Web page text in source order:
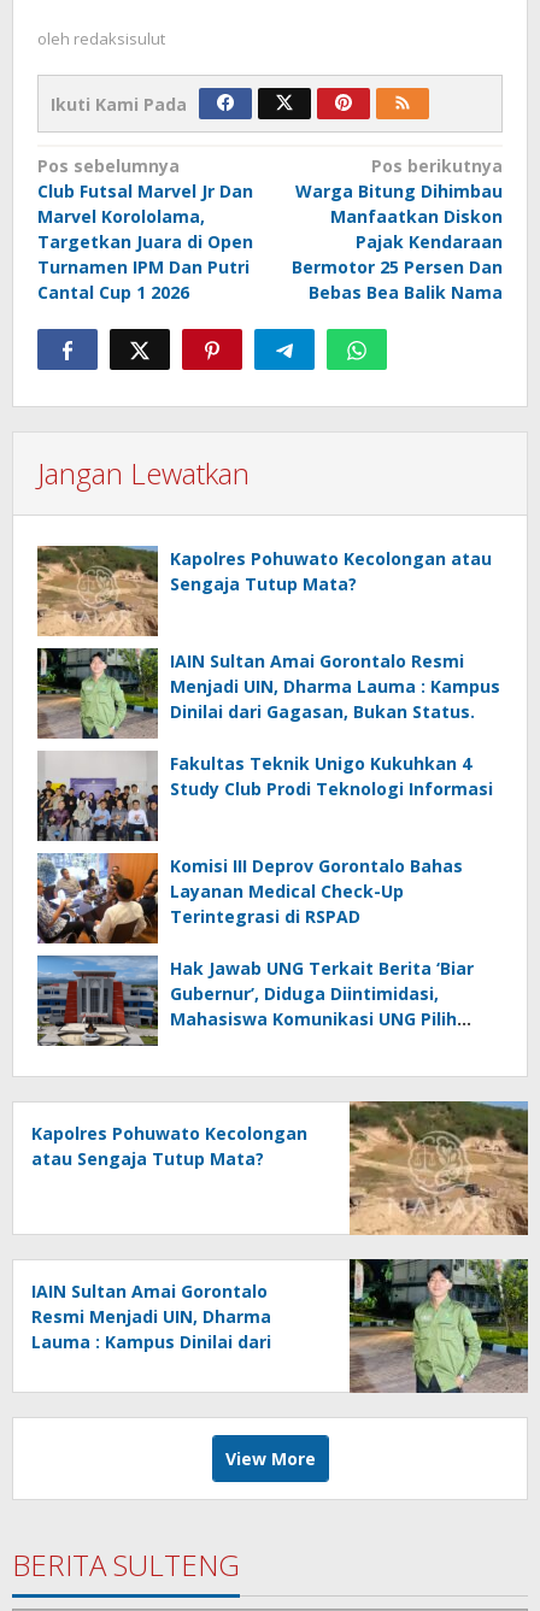
oleh redaksisulut
Ikuti Kami Pada
Navigasi
pos
Pos sebelumnya
Club Futsal Marvel Jr Dan
Marvel Korololama,
Targetkan Juara di Open
Turnamen IPM Dan Putri
Cantal Cup 1 2026
Pos berikutnya
Warga Bitung Dihimbau
Manfaatkan Diskon
Pajak Kendaraan
Bermotor 25 Persen Dan
Bebas Bea Balik Nama
Jangan Lewatkan
Kapolres Pohuwato Kecolongan atau
Sengaja Tutup Mata?
IAIN Sultan Amai Gorontalo Resmi
Menjadi UIN, Dharma Lauma : Kampus
Dinilai dari Gagasan, Bukan Status.
Fakultas Teknik Unigo Kukuhkan 4
Study Club Prodi Teknologi Informasi
Komisi III Deprov Gorontalo Bahas
Layanan Medical Check-Up
Terintegrasi di RSPAD
Hak Jawab UNG Terkait Berita ‘Biar
Gubernur’, Diduga Diintimidasi,
Mahasiswa Komunikasi UNG Pilih
Kapolres Pohuwato Kecolongan
atau Sengaja Tutup Mata?
IAIN Sultan Amai Gorontalo
Resmi Menjadi UIN, Dharma
Lauma : Kampus Dinilai dari
View More
BERITA SULTENG